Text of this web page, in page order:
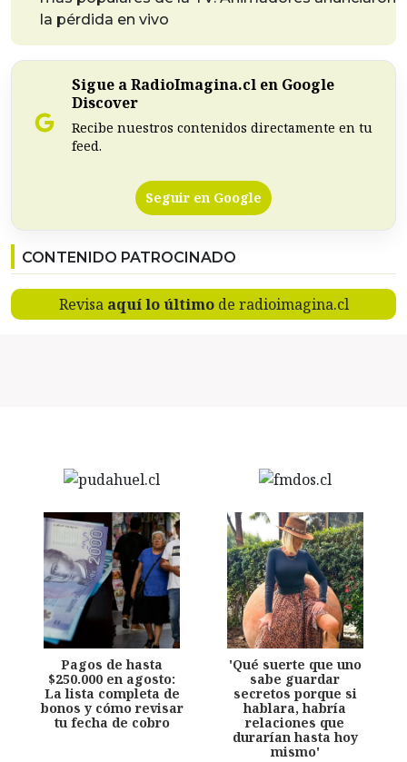
la pérdida en vivo
Sigue a RadioImagina.cl en Google
Discover
Recibe nuestros contenidos directamente en tu
feed.
Seguir en Google
CONTENIDO PATROCINADO
Revisa aquí lo últimode radioimagina.cl
Pagos de hasta
$250.000 en agosto:
La lista completa de
bonos y cómo revisar
tu fecha de cobro
'Qué suerte que uno
sabe guardar
secretos porque si
hablara, habría
relaciones que
durarían hasta hoy
mismo'